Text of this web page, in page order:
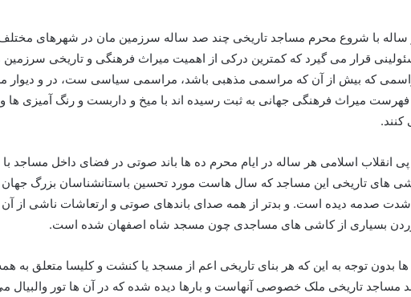
ساله با شروع محرم مساجد تاریخی چند صد ساله سرزمین مان در شهرهای مختلف
قرار می گیرد که کمترین درکی از اهمیت میراث فرهنگی و تاریخی سرزمین
که بیش از آن که مراسمی مذهبی باشد، مراسمی سیاسی ست، در و دیوار
فهرست میراث فرهنگی جهانی به ثبت رسیده اند با میخ و داربست و رنگ آمیزی ها
کنند.
پی انقلاب اسلامی هر ساله در ایام محرم ده ها باند صوتی در فضای داخل مساجد با
های تاریخی این مساجد که سال هاست مورد تحسین باستانشناسان بزرگ جهان
شدت صدمه دیده است. و بدتر از همه صدای باندهای صوتی و ارتعاشات ناشی
بسیاری از کاشی های مساجدی چون مسجد شاه اصفهان شده است.
بدون توجه به این که هر بنای تاریخی اعم از مسجد یا کنشت و کلیسا متعلق به
مساجد تاریخی ملک خصوصی آنهاست و بارها دیده شده که در آن ها تور والبیال